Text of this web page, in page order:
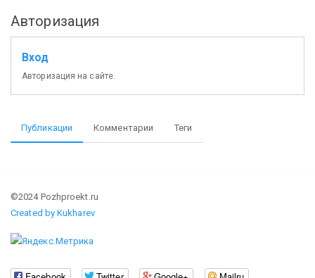
Авторизация
Вход
Авторизация на сайте.
Публикации Комментарии Теги
©2024 Pozhproekt.ru
Created by Kukharev